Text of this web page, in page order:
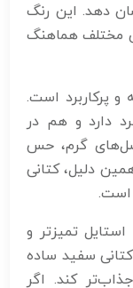
دهد. این رنگ
مختلف هماهنگ
و پرکاربرد است.
دارد و هم در
گرم، حس
دلیل، کتانی
است.
تمیزتر و
سفید ساده
کند. اگر